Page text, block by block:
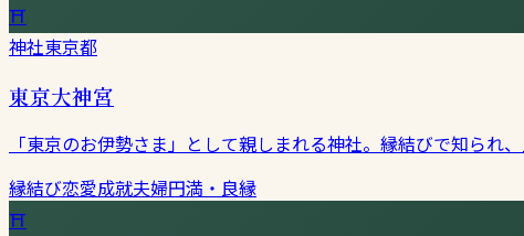
⛩
神社東京都
東京大神宮
「東京のお伊勢さま」として親しまれる神社。縁結びで知られ
縁結び恋愛成就夫婦円満・良縁
⛩